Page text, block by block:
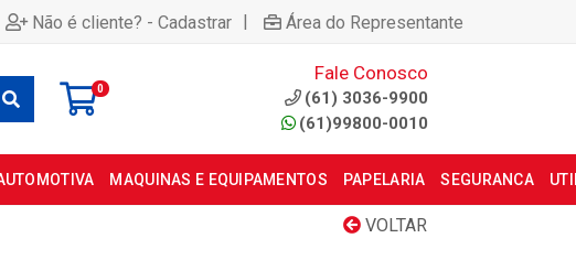
Não é cliente? - Cadastrar | Área do Representante
0
Fale Conosco
(61) 3036-9900
(61)99800-0010
MAQUINAS E EQUIPAMENTOS PAPELARIA SEGURANCA
VOLTAR